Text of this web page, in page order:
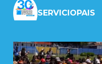
SERVICIOPAIS